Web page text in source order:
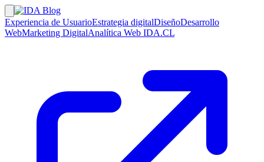
Experiencia de UsuarioEstrategia digitalDiseñoDesarrollo
WebMarketing DigitalAnalítica Web IDA.CL